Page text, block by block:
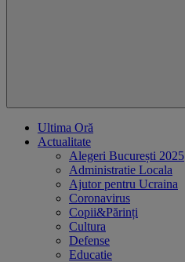
Ultima Oră
Actualitate
Alegeri București 2025
Administratie Locala
Ajutor pentru Ucraina
Coronavirus
Copii&Părinți
Cultura
Defense
Educatie